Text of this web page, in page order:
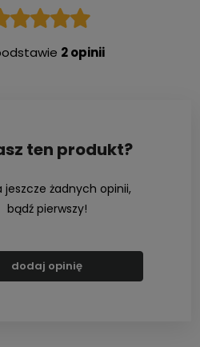
2 opinii
ten produkt?
jeszcze żadnych opinii,
bądź pierwszy!
dodaj opinię